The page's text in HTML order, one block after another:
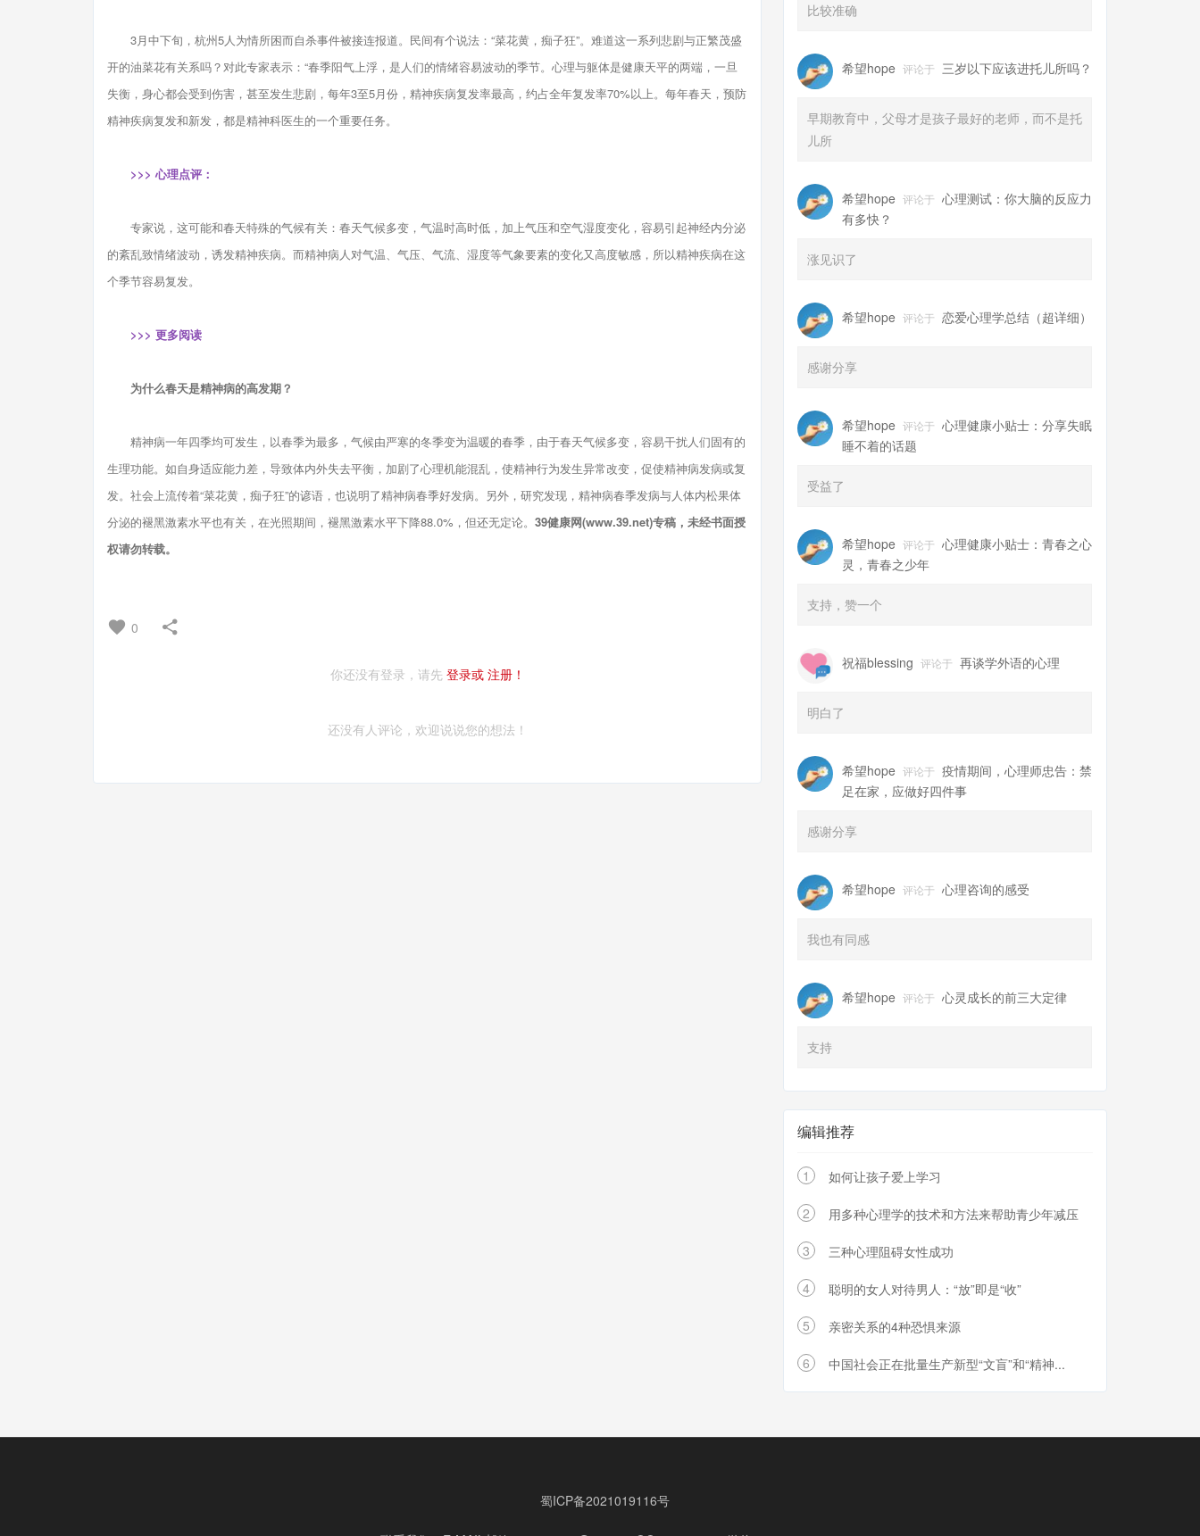
3月中下旬，杭州5人为情所困而自杀事件被接连报道。民间有个说法：“菜花黄，痴子狂”。难道这一系列悲剧与正繁茂盛
开的油菜花有关系吗？对此专家表示：“春季阳气上浮，是人们的情绪容易波动的季节。心理与躯体是健康天平的两端，一旦
失衡，身心都会受到伤害，甚至发生悲剧，每年3至5月份，精神疾病复发率最高，约占全年复发率70%以上。每年春天，预防
精神疾病复发和新发，都是精神科医生的一个重要任务。
>>> 心理点评：
专家说，这可能和春天特殊的气候有关：春天气候多变，气温时高时低，加上气压和空气湿度变化，容易引起神经内分泌
的紊乱致情绪波动，诱发精神疾病。而精神病人对气温、气压、气流、湿度等气象要素的变化又高度敏感，所以精神疾病在这
个季节容易复发。
>>> 更多阅读
为什么春天是精神病的高发期？
精神病一年四季均可发生，以春季为最多，气候由严寒的冬季变为温暖的春季，由于春天气候多变，容易干扰人们固有的
生理功能。如自身适应能力差，导致体内外失去平衡，加剧了心理机能混乱，使精神行为发生异常改变，促使精神病发病或复
发。社会上流传着“菜花黄，痴子狂”的谚语，也说明了精神病春季好发病。另外，研究发现，精神病春季发病与人体内松果体
分泌的褪黑激素水平也有关，在光照期间，褪黑激素水平下降88.0%，但还无定论。 39健康网(www.39.net)专稿，未经书面授
权请勿转载。
0
你还没有登录，请先 登录或 注册！
还没有人评论，欢迎说说您的想法！
比较准确
希望hope 评论于 三岁以下应该进托儿所吗？
早期教育中，父母才是孩子最好的老师，而不是托
儿所
希望hope 评论于 心理测试：你大脑的反应力
有多快？
涨见识了
希望hope 评论于 恋爱心理学总结（超详细）
感谢分享
希望hope 评论于 心理健康小贴士：分享失眠
睡不着的话题
受益了
希望hope 评论于 心理健康小贴士：青春之心
灵，青春之少年
支持，赞一个
祝福blessing 评论于 再谈学外语的心理
明白了
希望hope 评论于 疫情期间，心理师忠告：禁
足在家，应做好四件事
感谢分享
希望hope 评论于 心理咨询的感受
我也有同感
希望hope 评论于 心灵成长的前三大定律
支持
编辑推荐
1 如何让孩子爱上学习
2 用多种心理学的技术和方法来帮助青少年减压
3 三种心理阻碍女性成功
4 聪明的女人对待男人：“放”即是“收”
5 亲密关系的4种恐惧来源
6 中国社会正在批量生产新型“文盲”和“精神...
蜀ICP备2021019116号